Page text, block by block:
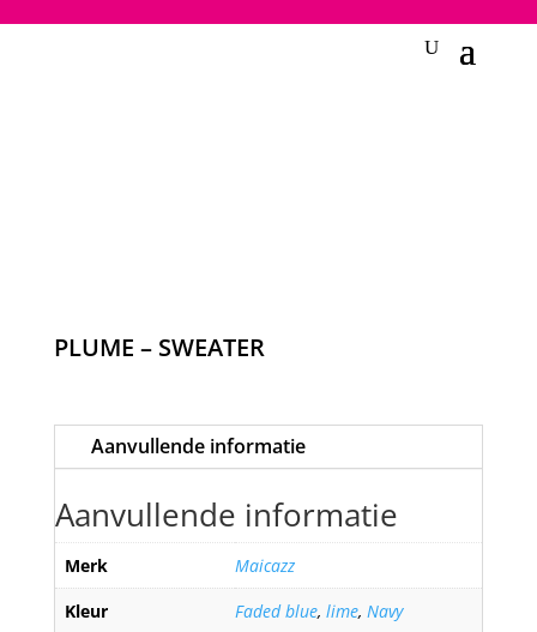
PLUME – SWEATER
Aanvullende informatie
Aanvullende informatie
Merk
Maicazz
Kleur
Faded blue, lime, Navy